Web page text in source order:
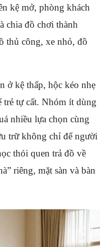
kệ mở, phòng khách
chia đồ chơi thành
thủ công, xe nhỏ, đồ
ở kệ thấp, hộc kéo nhẹ
trẻ tự cất. Nhóm ít dùng
nhiều lựa chọn cùng
trữ không chỉ để người
thói quen trả đồ về
riêng, mặt sàn và bàn